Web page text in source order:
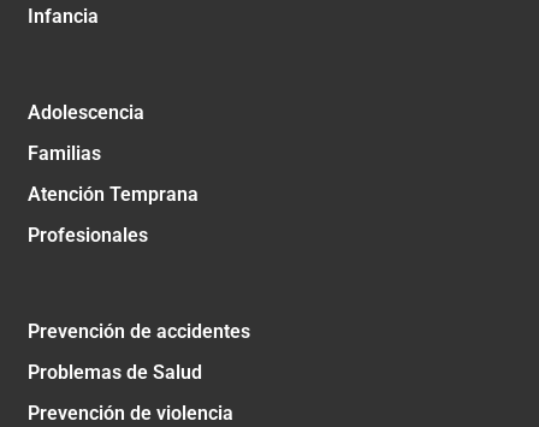
Infancia
Adolescencia
Familias
Atención Temprana
Profesionales
Prevención de accidentes
Problemas de Salud
Prevención de violencia